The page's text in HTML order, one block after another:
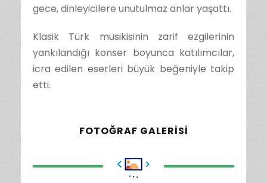
gece, dinleyicilere unutulmaz anlar yaşattı.
Klasik Türk musikisinin zarif ezgilerinin
yankılandığı konser boyunca katılımcılar,
icra edilen eserleri büyük beğeniyle takip
etti.
FOTOĞRAF GALERISI